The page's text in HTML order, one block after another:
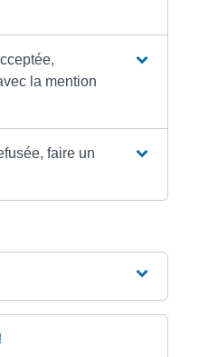
la mention
faire un